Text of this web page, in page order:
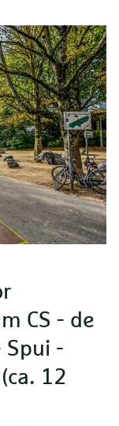
CS - de
Spui -
12